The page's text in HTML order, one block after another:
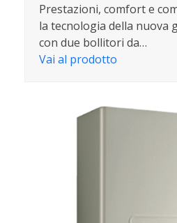
Prestazioni, comfort e
la tecnologia della nuova
con due bollitori da…
Vai al prodotto